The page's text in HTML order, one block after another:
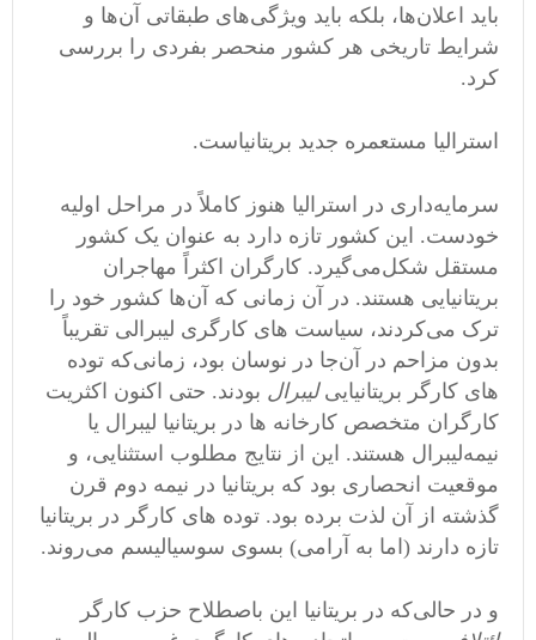
باید اعلان‌ها، بلکه باید ویژگی‌های طبقاتی آن‌ها و
شرایط تاریخی هر کشور منحصر بفردی را بررسی
کرد.
استرالیا مستعمره جدید بریتانیاست.
سرمایه‌داری در استرالیا هنوز کاملاً در مراحل اولیه
خودست. این کشور تازه دارد به عنوان یک کشور
مستقل شکل‌می‌گیرد. کارگران اکثراً مهاجران
بریتانیایی هستند. در آن زمانی که آن‌ها کشور خود را
ترک می‌کردند، سیاست های کارگری لیبرالی تقریباً
بدون مزاحم در آن‌جا در نوسان بود، زمانی‌که توده
های کارگر بریتانیاییلیبرال بودند. حتی اکنون اکثریت
کارگران متخصص کارخانه ها در بریتانیا لیبرال یا
نیمه‌لیبرال هستند. این از نتایج مطلوب استثنایی، و
موقعیت انحصاری‌ بود که بریتانیا در نیمه دوم قرن
گذشته از آن لذت برده بود. توده های کارگر در بریتانیا
تازه دارند (اما به آرامی) بسوی سوسیالیسم می‌روند.
و در حالی‌که در بریتانیا این باصطلاح حزب کارگر